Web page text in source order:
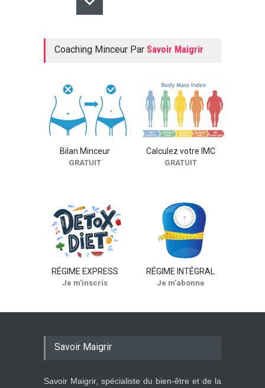
d'apaisement
NEWS
Coaching Minceur Par Savoir Maigrir
Bilan Minceur
GRATUIT
Calculez votre IMC
GRATUIT
RÉGIME EXPRESS
Je m'inscris
RÉGIME INTÉGRAL
Je m'abonne
Savoir Maigrir
Savoir Maigrir, spécialiste du bien-être et de la